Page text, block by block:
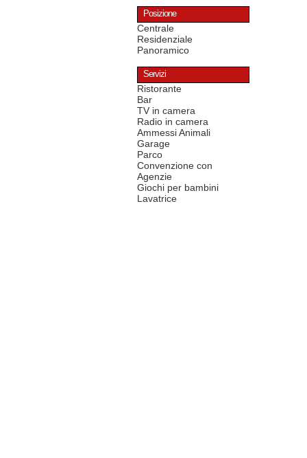
Posizione
Centrale
Residenziale
Panoramico
Servizi
Ristorante
Bar
TV in camera
Radio in camera
Ammessi Animali
Garage
Parco
Convenzione con
Agenzie
Giochi per bambini
Lavatrice